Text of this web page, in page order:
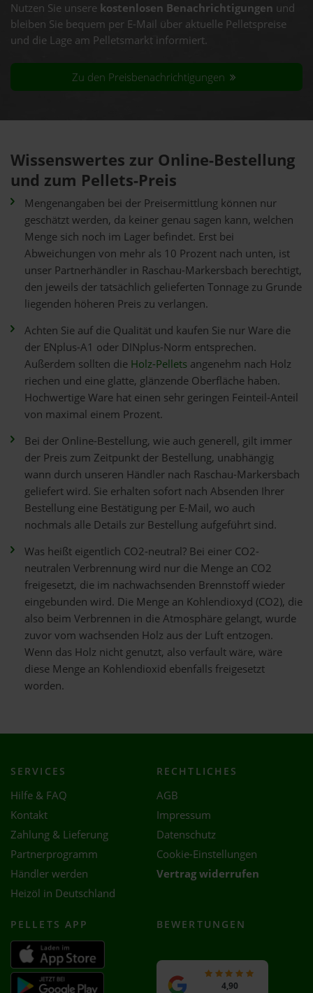
Nutzen Sie unsere kostenlosen Benachrichtigungen und
bleiben Sie bequem per E-Mail über aktuelle Pelletspreise
und die Lage am Pelletsmarkt informiert.
Zu den Preisbenachrichtigungen
Wissenswertes zur Online-Bestellung
und zum Pellets-Preis
Mengenangaben bei der Preisermittlung können nur
geschätzt werden, da keiner genau sagen kann, welchen
Menge sich noch im Lager befindet. Erst bei
Abweichungen von mehr als 10 Prozent nach unten, ist
unser Partnerhändler in Raschau-Markersbach berechtigt,
den jeweils der tatsächlich gelieferten Tonnage zu Grunde
liegenden höheren Preis zu verlangen.
Achten Sie auf die Qualität und kaufen Sie nur Ware die
der ENplus-A1 oder DINplus-Norm entsprechen.
Außerdem sollten die Holz-Pellets angenehm nach Holz
riechen und eine glatte, glänzende Oberfläche haben.
Hochwertige Ware hat einen sehr geringen Feinteil-Anteil
von maximal einem Prozent.
Bei der Online-Bestellung, wie auch generell, gilt immer
der Preis zum Zeitpunkt der Bestellung, unabhängig
wann durch unseren Händler nach Raschau-Markersbach
geliefert wird. Sie erhalten sofort nach Absenden Ihrer
Bestellung eine Bestätigung per E-Mail, wo auch
nochmals alle Details zur Bestellung aufgeführt sind.
Was heißt eigentlich CO2-neutral? Bei einer CO2-
neutralen Verbrennung wird nur die Menge an CO2
freigesetzt, die im nachwachsenden Brennstoff wieder
eingebunden wird. Die Menge an Kohlendioxyd (CO2), die
also beim Verbrennen in die Atmosphäre gelangt, wurde
zuvor vom wachsenden Holz aus der Luft entzogen.
Wenn das Holz nicht genutzt, also verfault wäre, wäre
diese Menge an Kohlendioxid ebenfalls freigesetzt
worden.
SERVICES
Hilfe & FAQ
Kontakt
Zahlung & Lieferung
Partnerprogramm
Händler werden
Heizöl in Deutschland
RECHTLICHES
AGB
Impressum
Datenschutz
Cookie-Einstellungen
Vertrag widerrufen
PELLETS APP BEWERTUNGEN
4,90